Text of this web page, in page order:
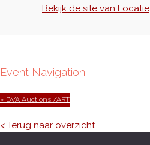
Bekijk de site van Locatie
Event Navigation
« BVA Auctions /ART
< Terug naar overzicht